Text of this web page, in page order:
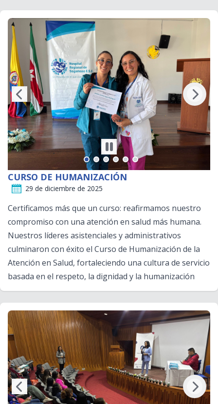
CURSO DE HUMANIZACIÓN
29 de diciembre de 2025
Certificamos más que un curso: reafirmamos nuestro
compromiso con una atención en salud más humana.
Nuestros líderes asistenciales y administrativos
culminaron con éxito el Curso de Humanización de la
Atención en Salud, fortaleciendo una cultura de servicio
basada en el respeto, la dignidad y la humanización